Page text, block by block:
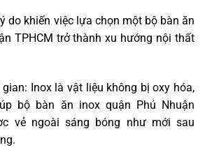
do khiến việc lựa chọn một bộ bàn ăn
TPHCM trở thành xu hướng nội thất
Inox là vật liệu không bị oxy hóa,
bộ bàn ăn inox quận Phú Nhuận
vẻ ngoài sáng bóng như mới sau